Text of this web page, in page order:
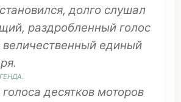
,долго слушал
, раздробленный голос
величественный единый
.
голосадесятков моторов